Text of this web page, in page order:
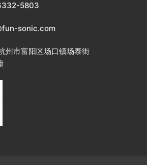
5803
sonic.com
州市富阳区场口镇场泰街